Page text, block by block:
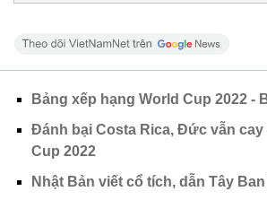
Bảng xếp hạng World Cup 2022 -
Đánh bại Costa Rica, Đức vẫn cay
Cup 2022
Nhật Bản viết cổ tích, dẫn Tây